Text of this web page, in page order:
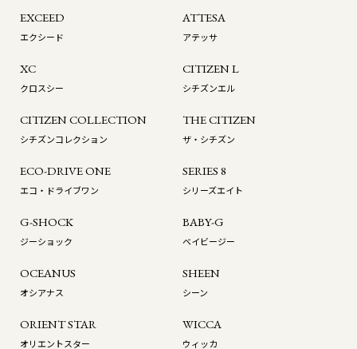
EXCEED
エクシード
ATTESA
アテッサ
XC
クロスシー
CITIZEN L
シチズンエル
CITIZEN COLLECTION
シチズンコレクション
THE CITIZEN
ザ・シチズン
ECO-DRIVE ONE
エコ・ドライブワン
SERIES 8
シリーズエイト
G-SHOCK
ジーショック
BABY-G
ベイビージー
OCEANUS
オシアナス
SHEEN
シーン
ORIENT STAR
オリエントスター
WICCA
ウィッカ